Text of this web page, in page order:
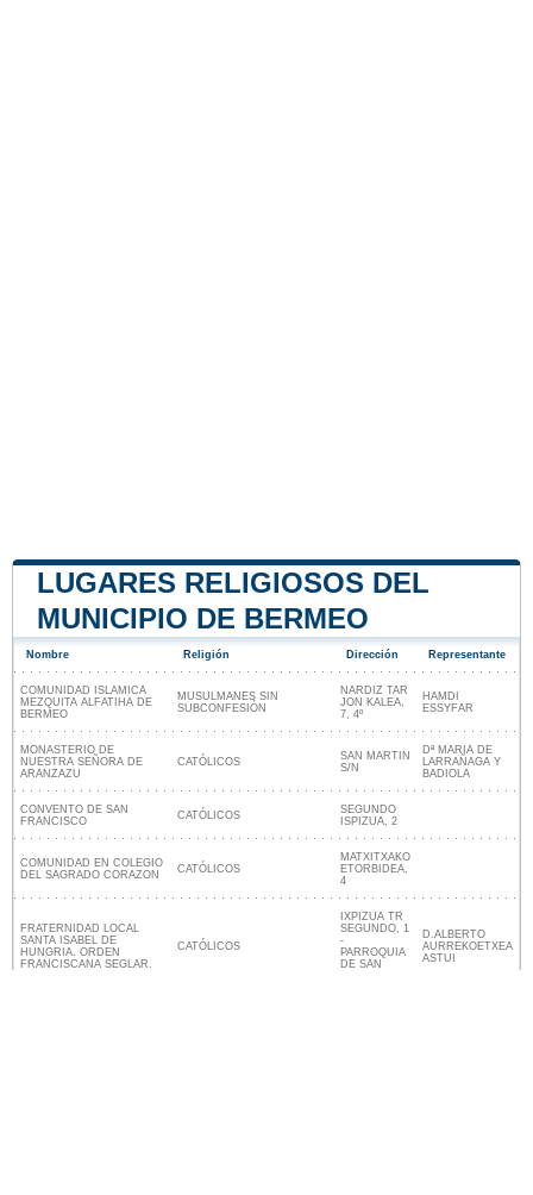
LUGARES RELIGIOSOS DEL
MUNICIPIO DE BERMEO
Nombre Religión Dirección Representante
COMUNIDAD ISLAMICA
MEZQUITA ALFATIHA DE
BERMEO
MUSULMANES SIN
SUBCONFESIÓN
NARDIZ TAR
JON KALEA,
7, 4º
HAMDI
ESSYFAR
MONASTERIO DE
NUESTRA SEÑORA DE
ARANZAZU
CATÓLICOS
SAN MARTIN
S/N
Dª MARIA DE
LARRAÑAGA Y
BADIOLA
CONVENTO DE SAN
FRANCISCO
CATÓLICOS
SEGUNDO
ISPIZUA, 2
COMUNIDAD EN COLEGIO
DEL SAGRADO CORAZON
CATÓLICOS
MATXITXAKO
ETORBIDEA,
4
FRATERNIDAD LOCAL
SANTA ISABEL DE
HUNGRIA. ORDEN
FRANCISCANA SEGLAR.
CATÓLICOS
IXPIZUA TR
SEGUNDO, 1
-
PARROQUIA
DE SAN
D.ALBERTO
AURREKOETXEA
ASTUI